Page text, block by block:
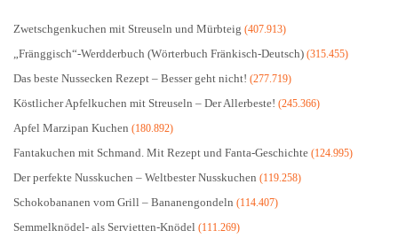
Zwetschgenkuchen mit Streuseln und Mürbteig (407.913)
„Fränggisch“-Werdderbuch (Wörterbuch Fränkisch-Deutsch) (315.455)
Das beste Nussecken Rezept – Besser geht nicht! (277.719)
Köstlicher Apfelkuchen mit Streuseln – Der Allerbeste! (245.366)
Apfel Marzipan Kuchen (180.892)
Fantakuchen mit Schmand. Mit Rezept und Fanta-Geschichte (124.995)
Der perfekte Nusskuchen – Weltbester Nusskuchen (119.258)
Schokobananen vom Grill – Bananengondeln (114.407)
Semmelknödel- als Servietten-Knödel (111.269)